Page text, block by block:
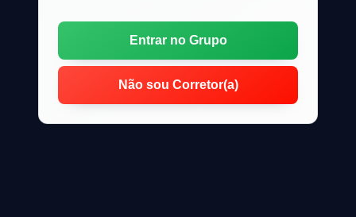
Entrar no Grupo
Não sou Corretor(a)